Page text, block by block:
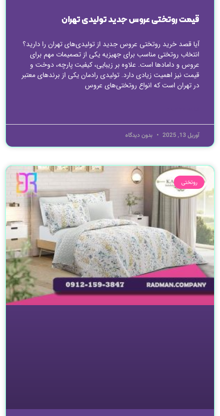
قیمت روتختی عروس جدید تولیدی تهران
آیا قصد خرید روتختی عروس جدید از تولیدی‌های تهران را دارید؟
انتخاب روتختی مناسب برای جهیزیه یکی از تصمیمات مهم برای
عروس و دامادها است. علاوه بر زیبایی، کیفیت پارچه، دوخت و
قیمت نیز اهمیت زیادی دارد. تولیدی رادمان یکی از برندهای معتبر
در تهران است که انواع روتختی‌های عروس
آوریل 13, 2025 بدون دیدگاه
روتختی